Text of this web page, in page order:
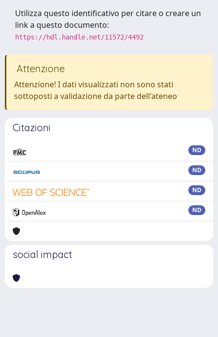
Utilizza questo identificativo per citare o creare un
link a questo documento:
https://hdl.handle.net/11572/4492
Attenzione
Attenzione! I dati visualizzati non sono stati
sottoposti a validazione da parte dell'ateneo
Citazioni
ND
ND
ND
ND
social impact